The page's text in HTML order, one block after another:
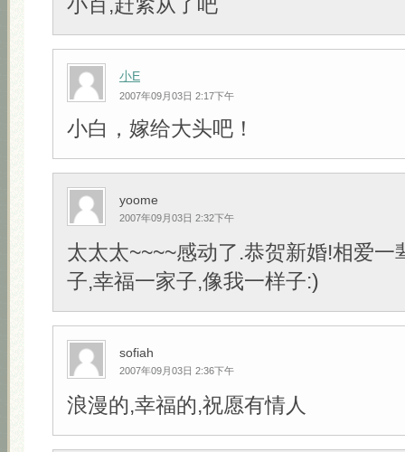
小E
2007年09月03日 2:17下午
小白，嫁给大头吧！
yoome
2007年09月03日 2:32下午
太太太~~~~感动了.恭贺新婚!相爱一
子,幸福一家子,像我一样子:)
sofiah
2007年09月03日 2:36下午
浪漫的,幸福的,祝愿有情人